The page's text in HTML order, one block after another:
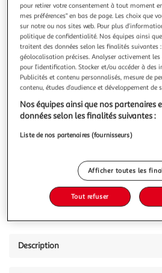
LINXOR
Balai cantonnier en bois - 32
De fabrication française, le balai
rangées en fibre vinyle rouge
nettoyages d'extérieur. Sa brosse
permet de balayer des surfaces
par exemple une terrasse. La
cm. Sa monture
En savoir +
Vendu parEGK Distribution
Livraison dès 3/4 jours
4,90€
Plus d'options
Vendu par EGK Distribution
Description
pour retirer votre consentement à tout moment
mes préférences" en bas de page. Les choix que
sur notre ou nos sites web. Pour plus
politique de confidentialité. Nos équipes ainsi
traitent des données selon les finalités suivantes
géolocalisation précises. Analyser activement les
pour l’identification. Stocker et/ou accéder à des
Publicités et contenu personnalisés, mesure de
contenu, études d’audience et développement de
Nos équipes ainsi que nos partenaires
données selon les finalités suivantes :
Liste de nos partenaires (fournisseurs)
Afficher toutes les
Tout refuser